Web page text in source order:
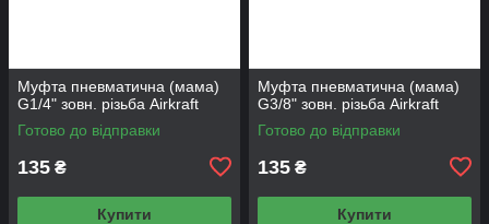
Муфта пневматична (мама)
G1/4" зовн. різьба Airkraft
Готово до відправки
135 ₴
Купити
Муфта пневматична (мама)
G3/8" зовн. різьба Airkraft
Готово до відправки
135 ₴
Купити